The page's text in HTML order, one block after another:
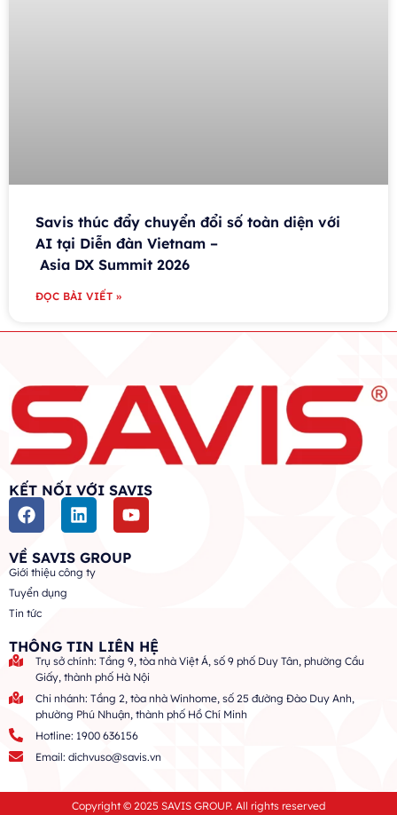
Savis thúc đẩy chuyển đổi số toàn diện với
AI tại Diễn đàn Vietnam –
Asia DX Summit 2026
ĐỌC BÀI VIẾT »
KẾT NỐI VỚI SAVIS
VỀ SAVIS GROUP
Giới thiệu công ty
Tuyển dụng
Tin tức
THÔNG TIN LIÊN HỆ
Trụ sở chính: Tầng 9, tòa nhà Việt Á, số 9 phố Duy Tân, phường Cầu
Giấy, thành phố Hà Nội
Chi nhánh: Tầng 2, tòa nhà Winhome, số 25 đường Đào Duy Anh,
phường Phú Nhuận, thành phố Hồ Chí Minh
Hotline: 1900 636156
Email: dichvuso@savis.vn
Copyright © 2025 SAVIS GROUP. All rights reserved